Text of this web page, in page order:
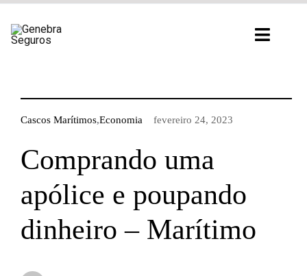
para
Cascos Marítimos,Economia fevereiro 24, 2023
Comprando uma
apólice e poupando
dinheiro – Marítimo